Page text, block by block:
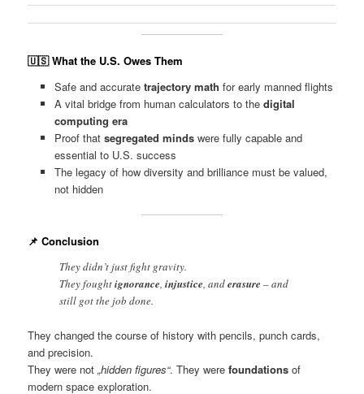
🇺🇸What the U.S. Owes Them
Safe and accurate trajectory math for early manned flights
A vital bridge from human calculators to the digital
computing era
Proof that segregated mindswere fully capable and
essential to U.S. success
The legacy of how diversity and brilliance must be valued,
not hidden
📌Conclusion
They didn’t just fight gravity.
They foughtignorance ,injustice , anderasure – and
still got the job done.
They changed the course of history with pencils, punch cards,
and precision.
They were not„hidden figures“. They werefoundations of
modern space exploration.